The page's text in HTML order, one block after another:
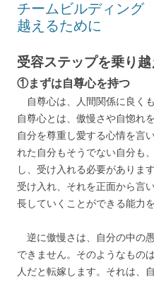
チームビルディン
越えるために
受容ステップを乗り
①まずは自尊心を持つ
自尊心は、人間関係に良く
自尊心とは、傲慢さや自惚れ
自分を尊重し愛する心情を言
れた自分もそうでない自分も
し、受け入れる必要がありま
受け入れ、それを正面から言
長していくことができる能力
逆に傲慢さは、自分の中の
できません。そのようなもの
人だと転嫁します。それは、